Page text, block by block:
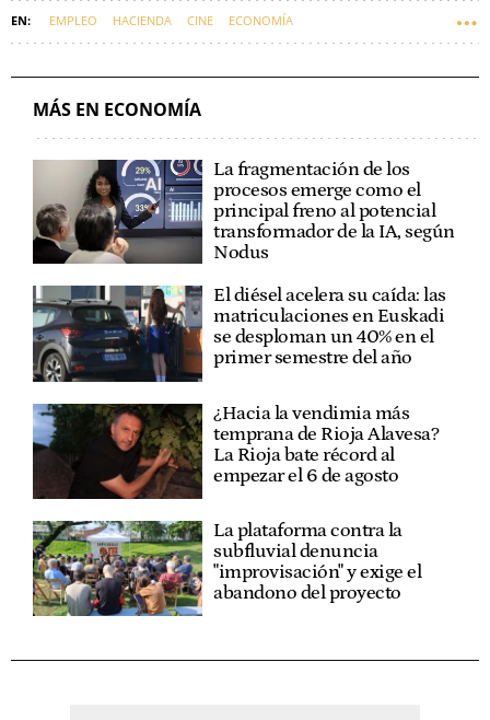
EMPLEO HACIENDA CINE ECONOMÍA
MÁS EN ECONOMÍA
La fragmentación de los
procesos emerge como el
principal freno al potencial
transformador de la IA, según
Nodus
El diésel acelera su caída: las
matriculaciones en Euskadi
se desploman un 40% en el
primer semestre del año
¿Hacia la vendimia más
temprana de Rioja Alavesa?
La Rioja bate récord al
empezar el 6 de agosto
La plataforma contra la
subfluvial denuncia
"improvisación" y exige el
abandono del proyecto